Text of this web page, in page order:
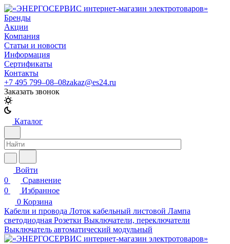
Бренды
Акции
Компания
Статьи и новости
Информация
Сертификаты
Контакты
+7 495 799–08–08zakaz@es24.ru
Заказать звонок
Каталог
Войти
0
Сравнение
0
Избранное
0 Корзина
Кабели и провода Лоток кабельный листовой Лампа
светодиодная Розетки Выключатели, переключатели
Выключатель автоматический модульный